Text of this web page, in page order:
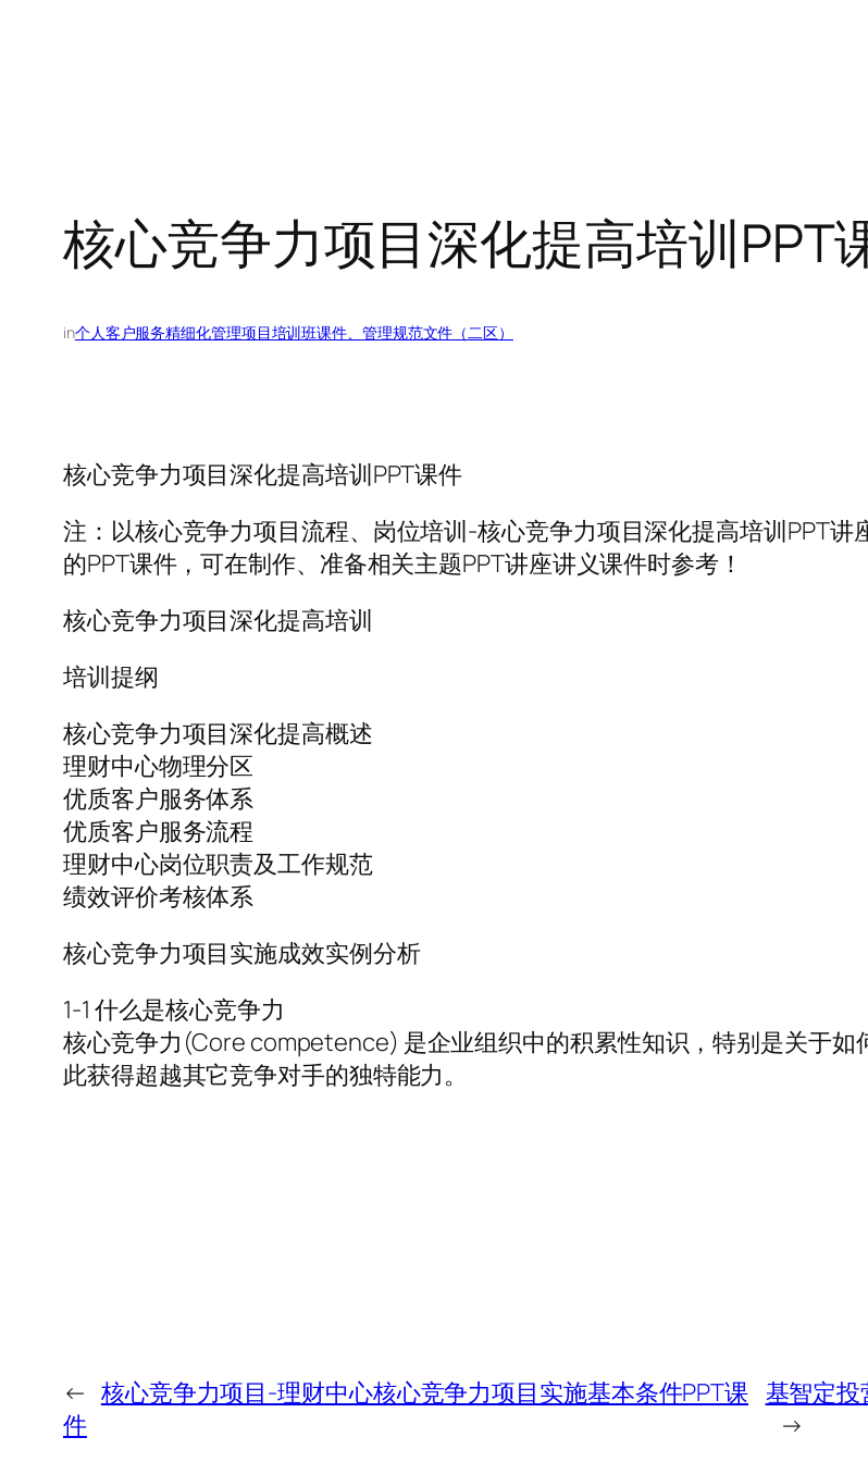
核心竞争力项目深化提高培训PPT
in个人客户服务精细化管理项目培训班课件、管理规范文件（二区）
核心竞争力项目深化提高培训PPT课件
注：以核心竞争力项目流程、岗位培训-核心竞争力项目深化提高培训PPT
的PPT课件，可在制作、准备相关主题PPT讲座讲义课件时参考！
核心竞争力项目深化提高培训
培训提纲
核心竞争力项目深化提高概述
理财中心物理分区
优质客户服务体系
优质客户服务流程
理财中心岗位职责及工作规范
绩效评价考核体系
核心竞争力项目实施成效实例分析
1-1 什么是核心竞争力
核心竞争力(Core competence) 是企业组织中的积累性知识，特别是关于
此获得超越其它竞争对手的独特能力。
← 核心竞争力项目-理财中心核心竞争力项目实施基本条件PPT课
件
基智定
→